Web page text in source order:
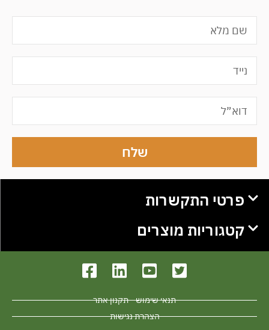
שלח
פרטי התקשרות
קטגוריות מוצרים
תנאי שימוש - תקנון אתר
הצהרת נגישות